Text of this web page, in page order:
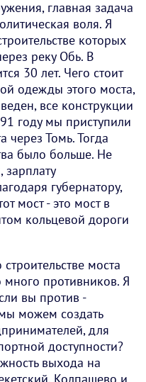
главная задача
воля. Я
которых
реку Обь. В
30 лет. Чего стоит
одежды этого моста,
все конструкции
году мы приступили
через Томь. Тогда
было больше. Не
губернатору,
мост - это мост в
кольцевой дороги
моста
противников. Я
вы против -
можем создать
для
доступности?
выхода на